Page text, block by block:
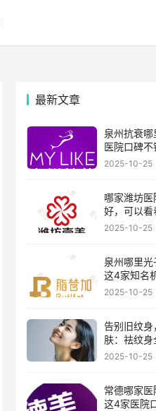
最新文章
泉州抗衰
医院口碑不
2025-10-25
哪家潍坊
好，可以看
比较老的机
2025-10-25
泉州哪里光
这4家知名
2025-10-25
告别旧纹
肤：祛纹身
2025-10-25
常德哪家医
这4家医院